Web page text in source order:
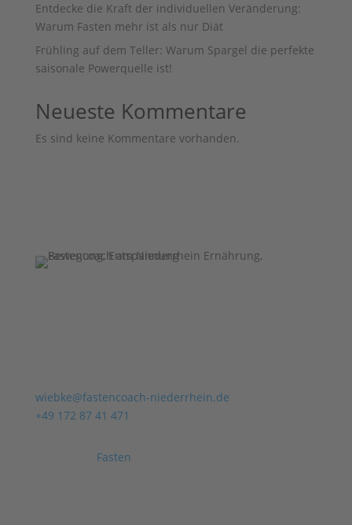
Entdecke die Kraft der individuellen Veränderung:
Warum Fasten mehr ist als nur Diät
Frühling auf dem Teller: Warum Spargel die perfekte
saisonale Powerquelle ist!
Neueste Kommentare
Es sind keine Kommentare vorhanden.
wiebke@fastencoach-niederrhein.de
+49 172 87 41 471
Fasten